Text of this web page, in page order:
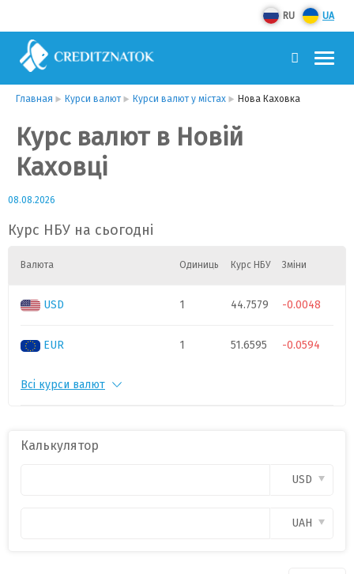
RU UA
Главная Курси валют Курси валют у містах Нова Каховка
Курс валют в Новій
Каховці
08.08.2026
Курс НБУ на сьогодні
Валюта Одиниць Курс НБУ Зміни
USD 1 44.7579 -0.0048
EUR 1 51.6595 -0.0594
CHF
Всі курси валют
Калькулятор
USD
UAH